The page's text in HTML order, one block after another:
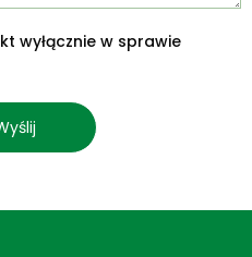
wyłącznie w sprawie